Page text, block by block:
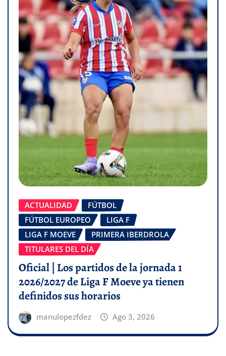
ACTUALIDAD
FÚTBOL
FÚTBOL EUROPEO
LIGA F
LIGA F MOEVE
PRIMERA IBERDROLA
TITULARES DEL DÍA
Oficial | Los partidos de la jornada 1
2026/2027 de Liga F Moeve ya tienen
definidos sus horarios
manulopezfdez Ago 3, 2026